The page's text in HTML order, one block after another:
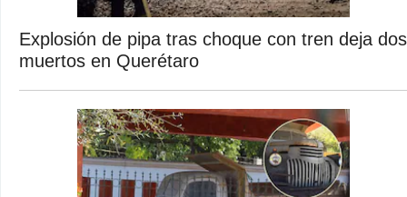
Explosión de pipa tras choque con tren deja dos
muertos en Querétaro